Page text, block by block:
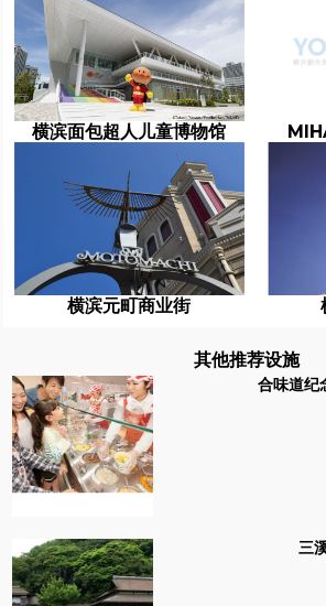
横滨面包超人儿童博物馆
横滨元町商业街
其他推荐设施
合味道纪
三